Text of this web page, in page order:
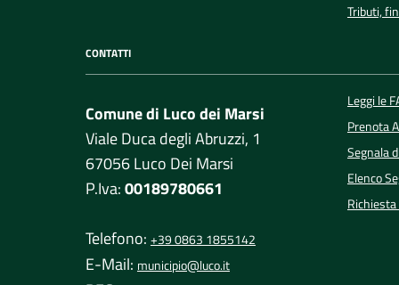
Tributi,
CONTATTI
Comune di Luco dei Marsi
Viale Duca degli Abruzzi, 1
67056 Luco Dei Marsi
P.Iva:00189780661
Telefono: +39 0863 1855142
E-Mail: municipio@luco.it
Leggi le
Prenota
Segnala
Elenco